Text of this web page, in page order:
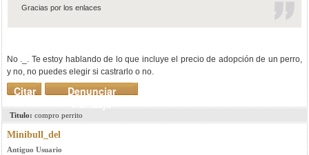
Gracias por los enlaces
No ._. Te estoy hablando de lo que incluye el precio de adopción de un perro,
y no, no puedes elegir si castrarlo o no.
Denunciar
mensaje
Citar
Titulo: compro perrito
Minibull_del
Antiguo Usuario